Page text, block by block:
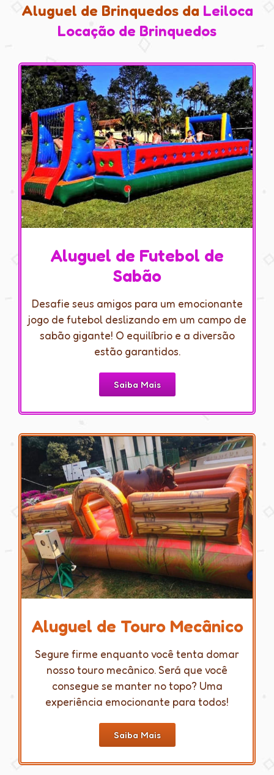
Aluguel de Brinquedos da Leiloca
Locação de Brinquedos
Aluguel de Futebol de
Sabão
Desafie seus amigos para um emocionante
jogo de futebol deslizando em um campo de
sabão gigante! O equilíbrio e a diversão
estão garantidos.
Saiba Mais
Aluguel de Touro Mecânico
Segure firme enquanto você tenta domar
nosso touro mecânico. Será que você
consegue se manter no topo? Uma
experiência emocionante para todos!
Saiba Mais